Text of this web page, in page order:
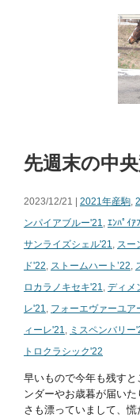
先週末の中
2023/12/21 | 2021年産駒
ンパイアブルー'21
ｴﾝﾊﾟｲｱ
サンライズシェル'21
スー
ド'22
ストームハート’22
ロカラノキセキ'21
ディメ
レ'21
フォーエヴァーユア
ィーレ'21
ミスペンバリー
トロクラシック'22
早いもので今年も残す
ンダーやお歳暮が届い
さも漂っていまして、